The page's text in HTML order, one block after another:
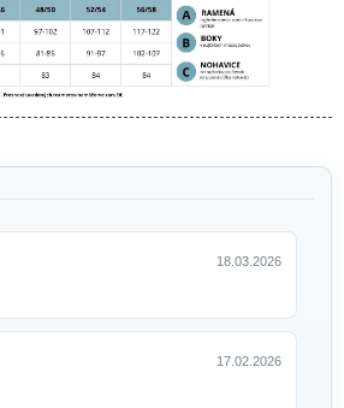
18.03.2026
17.02.2026